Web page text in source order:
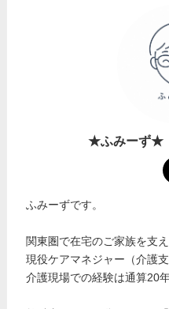
★ふみーず★
ふみーずです。
関東圏で在宅のご家族を支え
現役ケアマネジャー（介護
介護現場での経験は通算20年